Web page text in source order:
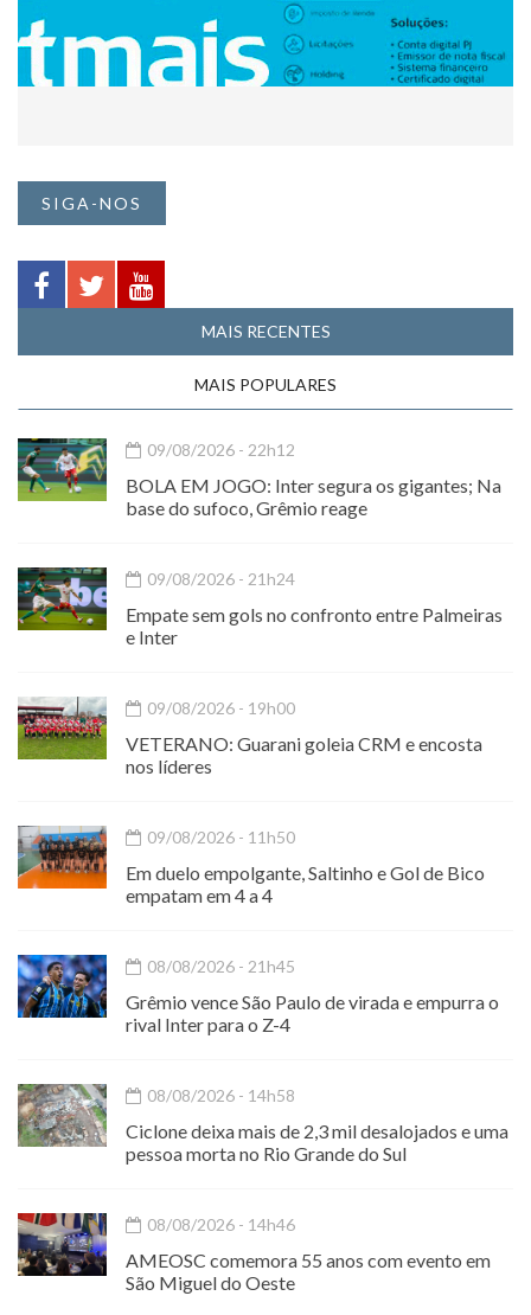
SIGA-NOS
MAIS RECENTES
MAIS POPULARES
09/08/2026 - 22h12
BOLA EM JOGO: Inter segura os gigantes; Na
base do sufoco, Grêmio reage
09/08/2026 - 21h24
Empate sem gols no confronto entre Palmeiras
e Inter
09/08/2026 - 19h00
VETERANO: Guarani goleia CRM e encosta
nos líderes
09/08/2026 - 11h50
Em duelo empolgante, Saltinho e Gol de Bico
empatam em 4 a 4
08/08/2026 - 21h45
Grêmio vence São Paulo de virada e empurra o
rival Inter para o Z-4
08/08/2026 - 14h58
Ciclone deixa mais de 2,3 mil desalojados e uma
pessoa morta no Rio Grande do Sul
08/08/2026 - 14h46
AMEOSC comemora 55 anos com evento em
São Miguel do Oeste